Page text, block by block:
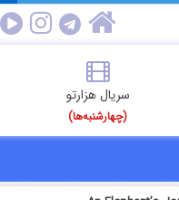
سریال هزارتو
(چهارشنبه‌ها)